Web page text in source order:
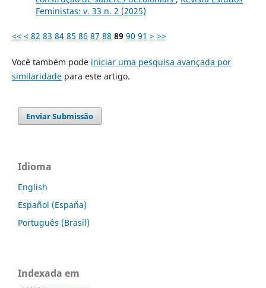
Feministas: v. 33 n. 2 (2025)
<< < 82 83 84 85 86 87 88 89 90 91 > >>
Você também pode iniciar uma pesquisa avançada por
similaridadepara este artigo.
Enviar Submissão
Idioma
English
Español (España)
Português (Brasil)
Indexada em